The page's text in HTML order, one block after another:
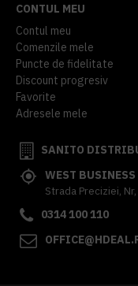
CONTUL MEU
Contul meu
Comenzile mele
Puncte de fidelitate
Discount progresiv
Favorite
Adresele mele
SANITO
WEST BUSINESS
Strada Preciziei,
0314 100 110